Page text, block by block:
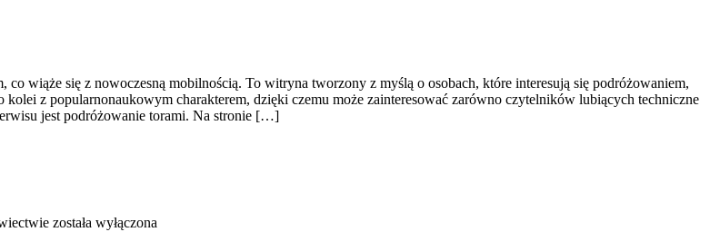
wiąże się z nowoczesną mobilnością. To witryna tworzony z myślą o osobach, które interesują się podróżowaniem,
z popularnonaukowym charakterem, dzięki czemu może zainteresować zarówno czytelników lubiących techniczne
jest podróżowanie torami. Na stronie […]
została wyłączona